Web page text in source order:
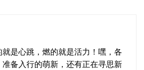
是心跳，燃的就是活力！嘿，各
备入行的萌新，还有正在寻思新